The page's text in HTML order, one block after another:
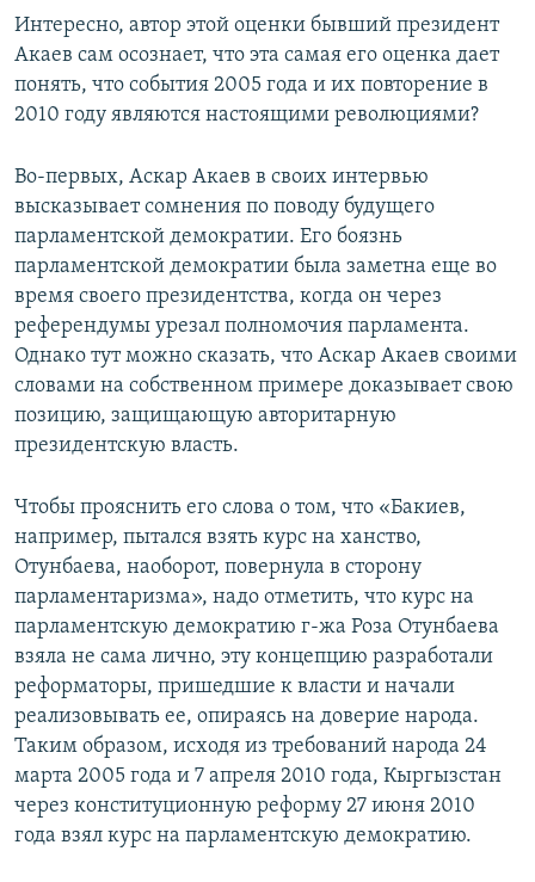
Интересно, автор этой оценки бывший президент
Акаев сам осознает, что эта самая его оценка дает
понять, что события 2005 года и их повторение в
2010 году являются настоящими революциями?
Во-первых, Аскар Акаев в своих интервью
высказывает сомнения по поводу будущего
парламентской демократии. Его боязнь
парламентской демократии была заметна еще во
время своего президентства, когда он через
референдумы урезал полномочия парламента.
Однако тут можно сказать, что Аскар Акаев своими
словами на собственном примере доказывает свою
позицию, защищающую авторитарную
президентскую власть.
Чтобы прояснить его слова о том, что «Бакиев,
например, пытался взять курс на ханство,
Отунбаева, наоборот, повернула в сторону
парламентаризма», надо отметить, что курс на
парламентскую демократию г-жа Роза Отунбаева
взяла не сама лично, эту концепцию разработали
реформаторы, пришедшие к власти и начали
реализовывать ее, опираясь на доверие народа.
Таким образом, исходя из требований народа 24
марта 2005 года и 7 апреля 2010 года, Кыргызстан
через конституционную реформу 27 июня 2010
года взял курс на парламентскую демократию.